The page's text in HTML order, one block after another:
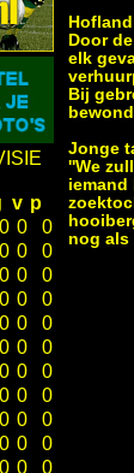
v p
0 0
0
0 0
0
0 0
0
0 0
0
0 0
0
0 0
0
0 0
0
0 0
0
0 0
0
0 0
0
0 0 0
Hofland
Door
elk
Bij
Jonge
''We
iemand
nog als